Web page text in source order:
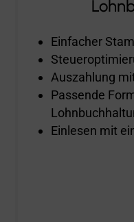
Einfacher
Auszahlung
Passende
Einlesen mit